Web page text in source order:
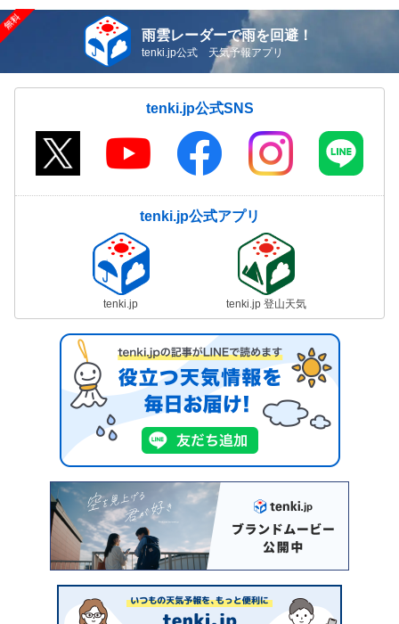
雨雲レーダーで雨を回避！
tenki.jp公式 天気予報アプリ
tenki.jp公式SNS
tenki.jp公式アプリ
tenki.jp tenki.jp 登山天気